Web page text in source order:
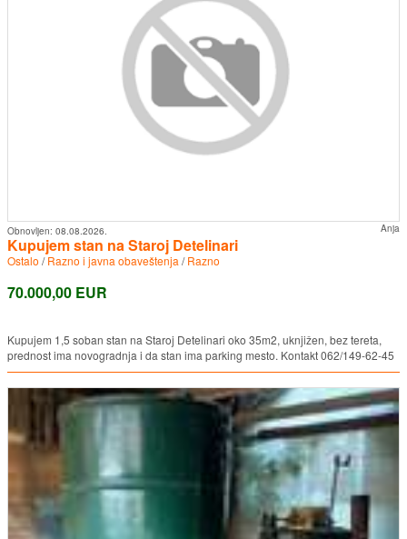
Anja
Obnovljen: 08.08.2026.
Kupujem stan na Staroj Detelinari
Ostalo /Razno i javna obaveštenja /Razno
70.000,00 EUR
Kupujem 1,5 soban stan na Staroj Detelinari oko 35m2, uknjižen, bez tereta,
prednost ima novogradnja i da stan ima parking mesto. Kontakt 062/149-62-45